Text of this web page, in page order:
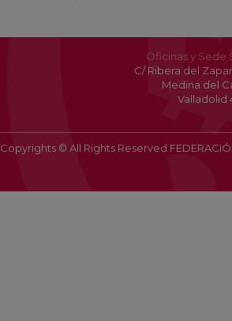
Oficinas y Sede
C/ Ribera del
Medina del
Valladolid
Copyrights © All Rights Reserved